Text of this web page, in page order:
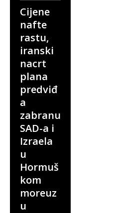
Cijene
nafte
rastu,
iranski
nacrt
plana
predviđ
a
zabranu
SAD-a i
Izraela
u
Hormuš
kom
moreuz
u